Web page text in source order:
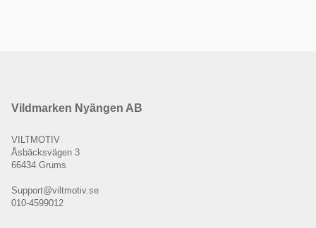
Vildmarken Nyängen AB
VILTMOTIV
Åsbäcksvägen 3
66434 Grums
Support@viltmotiv.se
010-4599012